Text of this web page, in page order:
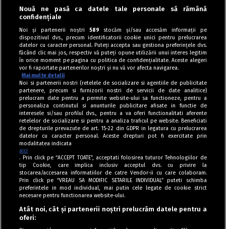
Mâncăruri cu carne
Pui cu roșii și măsline la cuptor
Tag index
Program Antena 1
Nouă ne pasă ca datele tale personale să rămână
confidențiale
Noi și partenerii noștri 589 stocăm și/sau accesăm informații pe
dispozitivul dvs., precum identificatorii cookie unici pentru prelucrarea
datelor cu caracter personal. Puteți accepta sau gestiona preferințele dvs.
făcând clic mai jos, respectiv vă puteți opune utilizării unui interes legitim
în orice moment pe pagina cu politica de confidențialitate. Aceste alegeri
vor fi raportate partenerilor noștri și nu vă vor afecta navigarea.
Mai multe detalii
Noi si partenerii nostri (retelele de socializare si agentiile de publicitate
partenere, precum si furnizorii nostri de servicii de date analitice)
prelucram date pentru a permite website-ului sa functioneze, pentru a
personaliza continutul si anunturile publicitare afisate in functie de
interesele si/sau profilul dvs., pentru a va oferi functionalitati aferente
retelelor de socializare si pentru a analiza traficul pe website. Beneficiati
de drepturile prevazute de art. 15-22 din GDPR in legatura cu prelucrarea
datelor cu caracter personal. Aceste drepturi pot fi exercitate prin
modalitatea indicata
aici
. Prin click pe “ACCEPT TOATE”, acceptati folosirea tuturor Tehnologiilor de
tip Cookie, care implica inclusiv acceptul dvs. cu privire la
stocarea/accesarea informatiilor de catre Vendor-ii cu care colaboram.
Prin click pe “VREAU SA MODIFIC SETARILE INDIVIDUAL” puteti schimba
preferintele in mod individual, mai putin cele legate de cookie strict
necesare pentru functionarea website-ului.
Atât noi, cât și partenerii noștri prelucrăm datele pentru a
oferi: